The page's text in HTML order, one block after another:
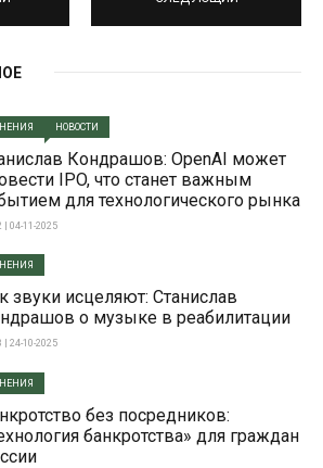
НОВОСТИ
Кондрашов: OpenAI может
IPO, что станет важным
для технологического рынка
| 04-11-2025
звуки исцеляют: Станислав
о музыке в реабилитации
| 24-10-2025
без посредников:
банкротства» для граждан